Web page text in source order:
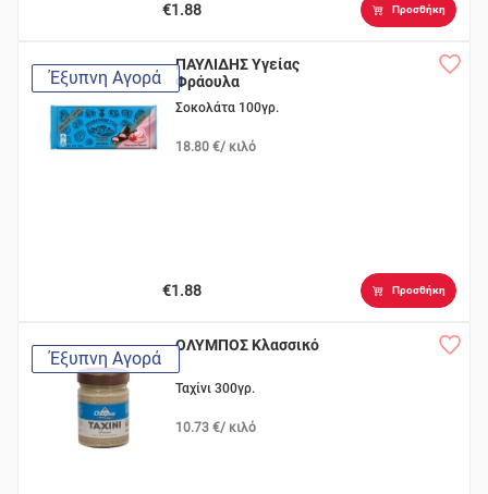
€1.88 Προσθήκη
Έξυπνη Αγορά
ΠΑΥΛΙΔΗΣ Υγείας
Φράουλα
Σοκολάτα 100γρ.
18.80 €/ κιλό
€1.88 Προσθήκη
Έξυπνη Αγορά
ΟΛΥΜΠΟΣ Κλασσικό
Ταχίνι 300γρ.
10.73 €/ κιλό